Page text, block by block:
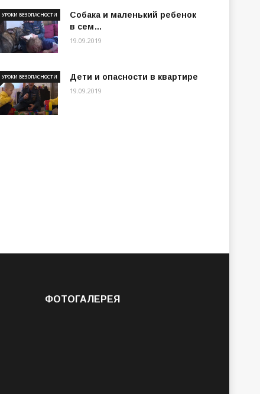
Собака и маленький ребенок
в сем…
УРОКИ БЕЗОПАСНОСТИ
19.09.2019
Дети и опасности в квартире
УРОКИ БЕЗОПАСНОСТИ
19.09.2019
ФОТОГАЛЕРЕЯ